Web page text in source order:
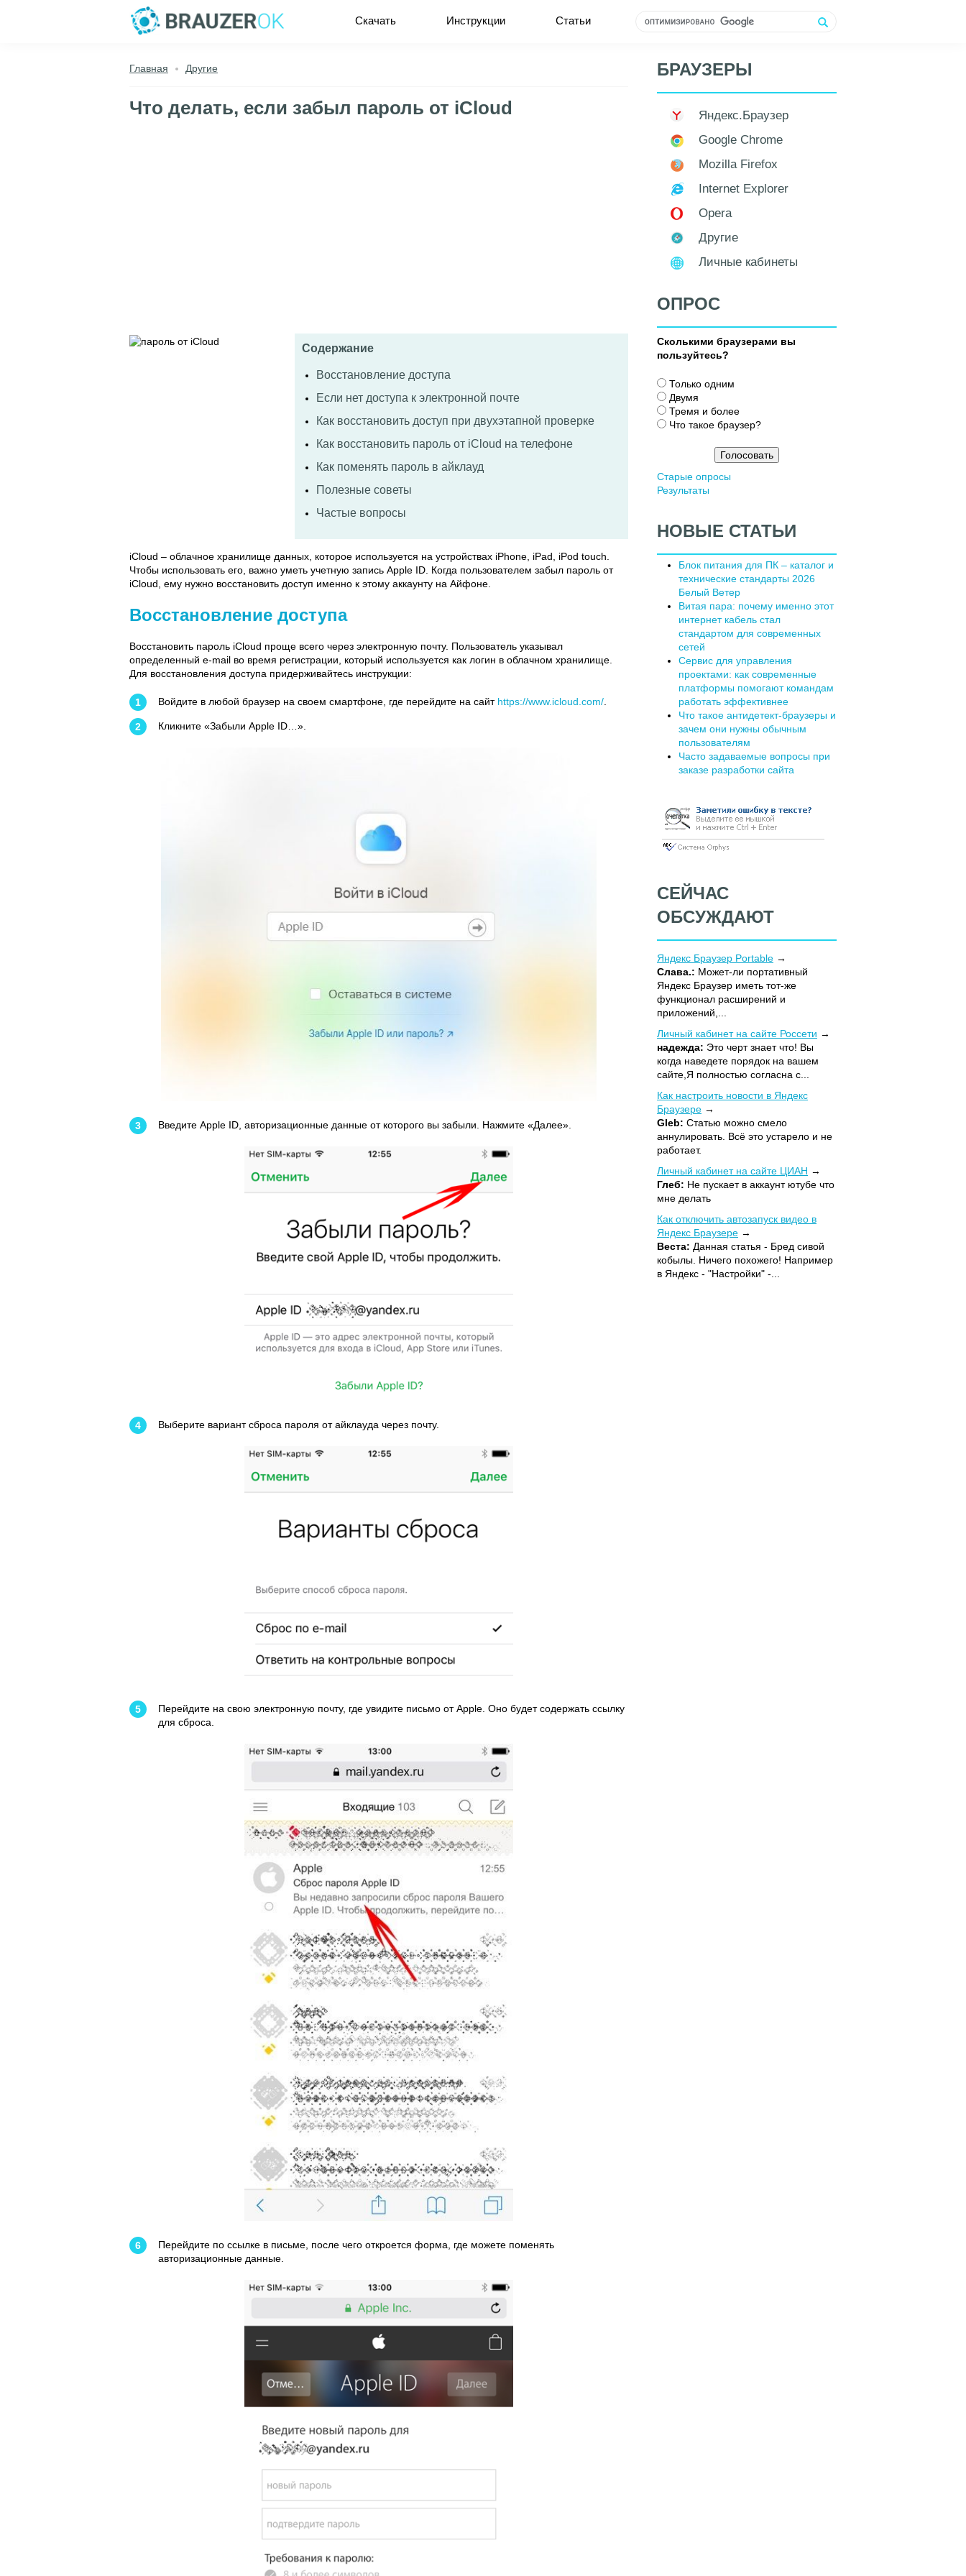
Скачать Инструкции Статьи
Главная Другие
Что делать, если забыл пароль от iCloud
Содержание
Восстановление доступа
Если нет доступа к электронной почте
Как восстановить доступ при двухэтапной проверке
Как восстановить пароль от iCloud на телефоне
Как поменять пароль в айклауд
Полезные советы
Частые вопросы
iCloud – облачное хранилище данных, которое используется на устройствах iPhone, iPad, iPod touch.
Чтобы использовать его, важно уметь учетную запись Apple ID. Когда пользователем забыл пароль от
iCloud, ему нужно восстановить доступ именно к этому аккаунту на Айфоне.
Восстановление доступа
Восстановить пароль iCloud проще всего через электронную почту. Пользователь указывал
определенный e-mail во время регистрации, который используется как логин в облачном хранилище.
Для восстановления доступа придерживайтесь инструкции:
Войдите в любой браузер на своем смартфоне, где перейдите на сайт https://www.icloud.com/
Кликните «Забыли Apple ID…».
Введите Apple ID, авторизационные данные от которого вы забыли. Нажмите «Далее».
Выберите вариант сброса пароля от айклауда через почту.
Перейдите на свою электронную почту, где увидите письмо от Apple. Оно будет содержать ссылку
для сброса.
Перейдите по ссылке в письме, после чего откроется форма, где можете поменять
авторизационные данные.
БРАУЗЕРЫ
Яндекс.Браузер
Google Chrome
Mozilla Firefox
Internet Explorer
Opera
Другие
Личные кабинеты
ОПРОС
Сколькими браузерами вы
пользуйтесь?
В
а
р
и
ы
Только одним
Двумя
Тремя и более
Что такое браузер?
Старые опросы
Результаты
НОВЫЕ СТАТЬИ
Блок питания для ПК – каталог и
технические стандарты 2026
Белый Ветер
Витая пара: почему именно этот
интернет кабель стал
стандартом для современных
сетей
Сервис для управления
проектами: как современные
платформы помогают командам
работать эффективнее
Что такое антидетект-браузеры и
зачем они нужны обычным
пользователям
Часто задаваемые вопросы при
заказе разработки сайта
СЕЙЧАС
ОБСУЖДАЮТ
Яндекс Браузер Portable
Слава.: Может-ли портативный
Яндекс Браузер иметь тот-же
функционал расширений и
приложений,...
Личный кабинет на сайте Россети
надежда: Это черт знает что! Вы
когда наведете порядок на вашем
сайте,Я полностью согласна с...
Как настроить новости в Яндекс
Браузере
Gleb: Статью можно смело
аннулировать. Всё это устарело и не
работает.
Личный кабинет на сайте ЦИАН
Глеб: Не пускает в аккаунт ютубе что
мне делать
Как отключить автозапуск видео в
Яндекс Браузере
Веста: Данная статья - Бред сивой
кобылы. Ничего похожего! Например
в Яндекс - "Настройки" -...